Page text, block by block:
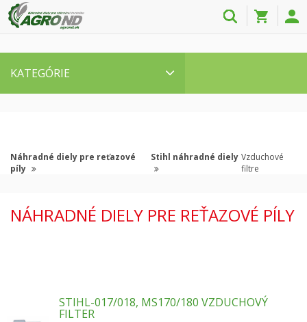
KATEGÓRIE
Náhradné diely pre reťazové
píly
Stihl náhradné diely Vzduchové
filtre
NÁHRADNÉ DIELY PRE REŤAZOVÉ PÍLY
STIHL-017/018, MS170/180 VZDUCHOVÝ
FILTER